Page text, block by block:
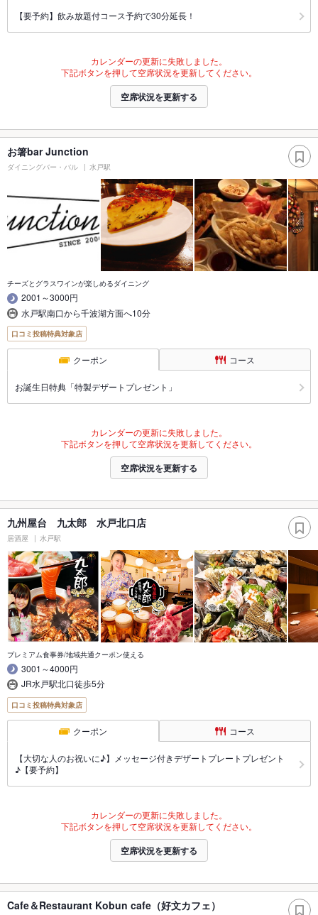
【要予約】飲み放題付コース予約で30分延長！
カレンダーの更新に失敗しました。
下記ボタンを押して空席状況を更新してください。
空席状況を更新する
お箸bar Junction
ダイニングバー・バル 水戸駅
チーズとグラスワインが楽しめるダイニング
2001～3000円
水戸駅南口から千波湖方面へ10分
口コミ投稿特典対象店
クーポン コース
お誕生日特典「特製デザートプレゼント」
カレンダーの更新に失敗しました。
下記ボタンを押して空席状況を更新してください。
空席状況を更新する
九州屋台 九太郎 水戸北口店
居酒屋 水戸駅
プレミアム食事券/地域共通クーポン使える
3001～4000円
JR水戸駅北口徒歩5分
口コミ投稿特典対象店
クーポン コース
【大切な人のお祝いに♪】メッセージ付きデザートプレートプレゼント
♪【要予約】
カレンダーの更新に失敗しました。
下記ボタンを押して空席状況を更新してください。
空席状況を更新する
Cafe＆Restaurant Kobun cafe（好文カフェ）